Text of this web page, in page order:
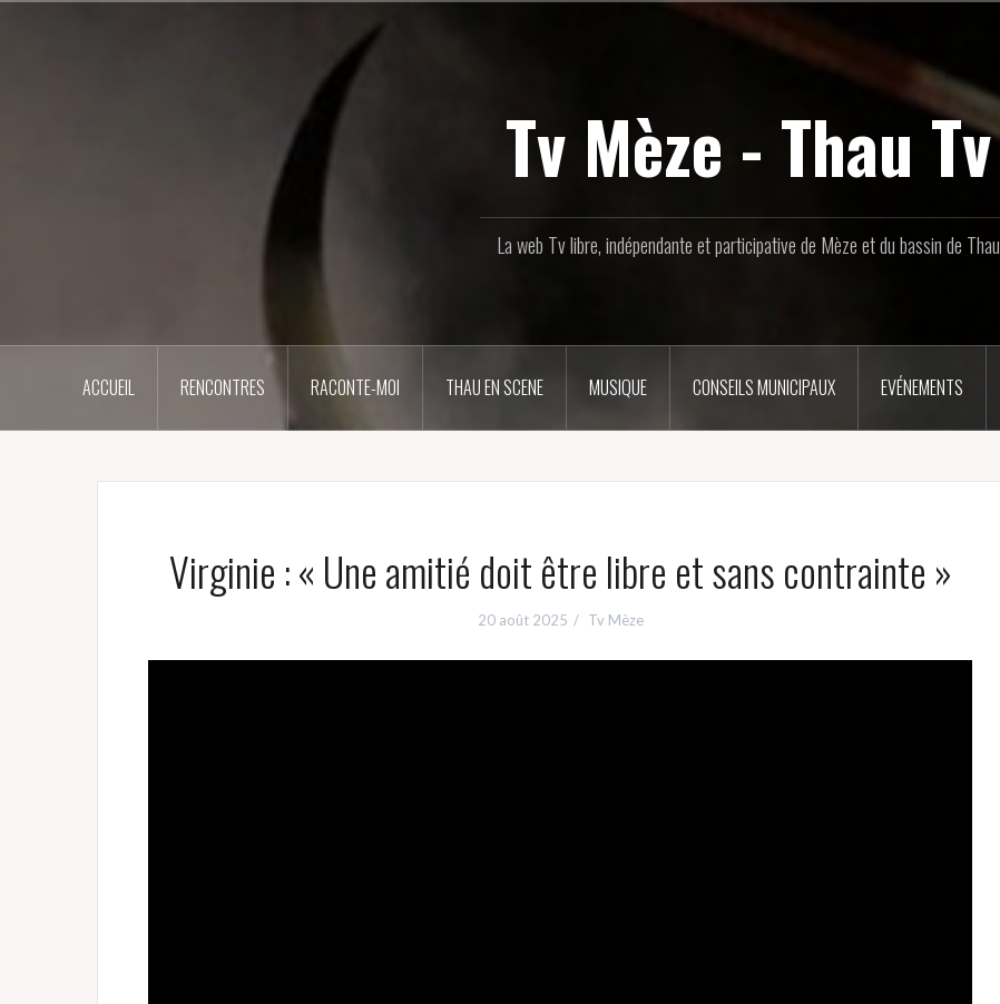
Tv Mèze - Thau Tv
La web Tv libre, indépendante et participative de Mèze et du bassin de Thau
ACCUEIL RENCONTRES RACONTE-MOI THAU EN SCENE MUSIQUE CONSEILS MUNICIPAUX EVÉNEMENTS
Virginie : « Une amitié doit être libre et sans contrainte »
20 août 2025 Tv Mèze